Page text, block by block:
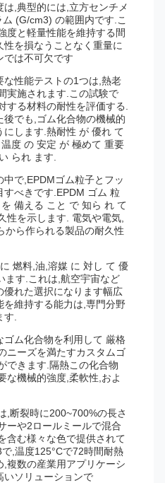
,典型的には,立方センチメ
(G/cm3) の範囲内です.こ
度と軽量性能を維持する間
を損なうことなく重量に
では不可欠です
な性能テストの1つは,熱老
実施されます.この試験で
する材料の耐性を評価する.
でも,ゴム化合物の機械的
します.熱耐性 が 優れ て
度 の 安定 が 極めて 重要
られ ます.
で,EPDMゴム粒子とフッ
べきです.EPDM ゴム 粒
備える こと で 知ら れ て
性を示します. 電気や電気,
から作られる製品の耐久性
燃料,油,溶媒 に 対し て 優
ます.これは,航空宇宙など
れた選択になります幅広
を維持する能力は,専門分野
.
ム化合物を利用して 厳格
ニーズを満たすカスタムゴ
できます.隔熱この化合物
な機械的強度,柔軟性,およ
,断裂時に200~700%の長さ
ーや2ロールミールで混合
含む様々な色で提供されて
,温度125°Cで72時間耐熱
複数の産業用アプリケーシ
いソリューションで